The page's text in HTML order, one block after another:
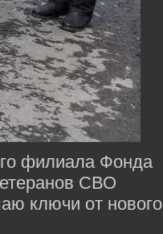
филиала Фонда
СВО
ключи от нового